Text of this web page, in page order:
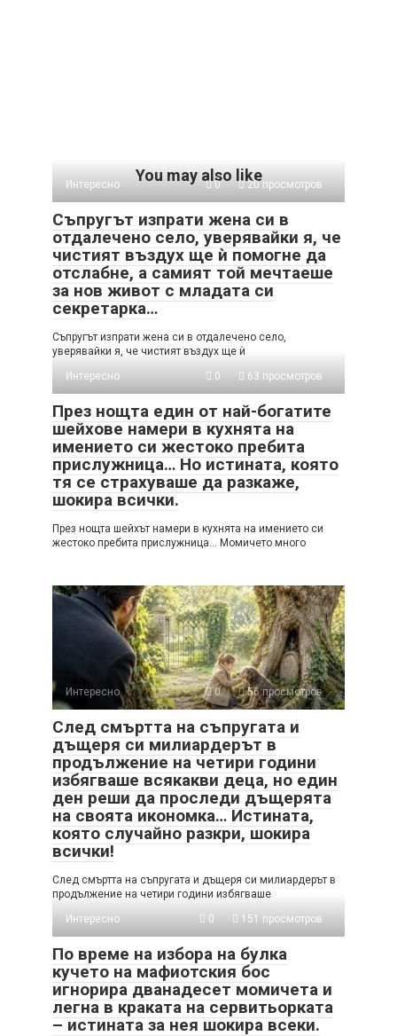
You may also like
Интересно 0 20 просмотров
Съпругът изпрати жена си в
отдалечено село, уверявайки я, че
чистият въздух ще ѝ помогне да
отслабне, а самият той мечтаеше
за нов живот с младата си
секретарка…
Съпругът изпрати жена си в отдалечено село,
уверявайки я, че чистият въздух ще ѝ
Интересно
0 63 просмотров
През нощта един от най-богатите
шейхове намери в кухнята на
имението си жестоко пребита
прислужница… Но истината, която
тя се страхуваше да разкаже,
шокира всички.
През нощта шейхът намери в кухнята на имението си
жестоко пребита прислужница… Момичето много
Интересно 0 56 просмотров
След смъртта на съпругата и
дъщеря си милиардерът в
продължение на четири години
избягваше всякакви деца, но един
ден реши да проследи дъщерята
на своята икономка… Истината,
която случайно разкри, шокира
всички!
След смъртта на съпругата и дъщеря си милиардерът в
продължение на четири години избягваше
Интересно
0 151 просмотров
По време на избора на булка
кучето на мафиотския бос
игнорира дванадесет момичета и
легна в краката на сервитьорката
– истината за нея шокира всеки.